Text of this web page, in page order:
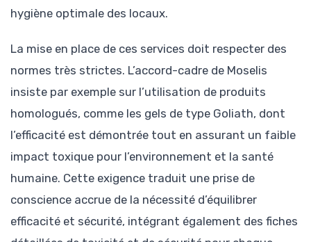
hygiène optimale des locaux.
La mise en place de ces services doit respecter des
normes très strictes. L’accord-cadre de Moselis
insiste par exemple sur l’utilisation de produits
homologués, comme les gels de type Goliath, dont
l’efficacité est démontrée tout en assurant un faible
impact toxique pour l’environnement et la santé
humaine. Cette exigence traduit une prise de
conscience accrue de la nécessité d’équilibrer
efficacité et sécurité, intégrant également des fiches